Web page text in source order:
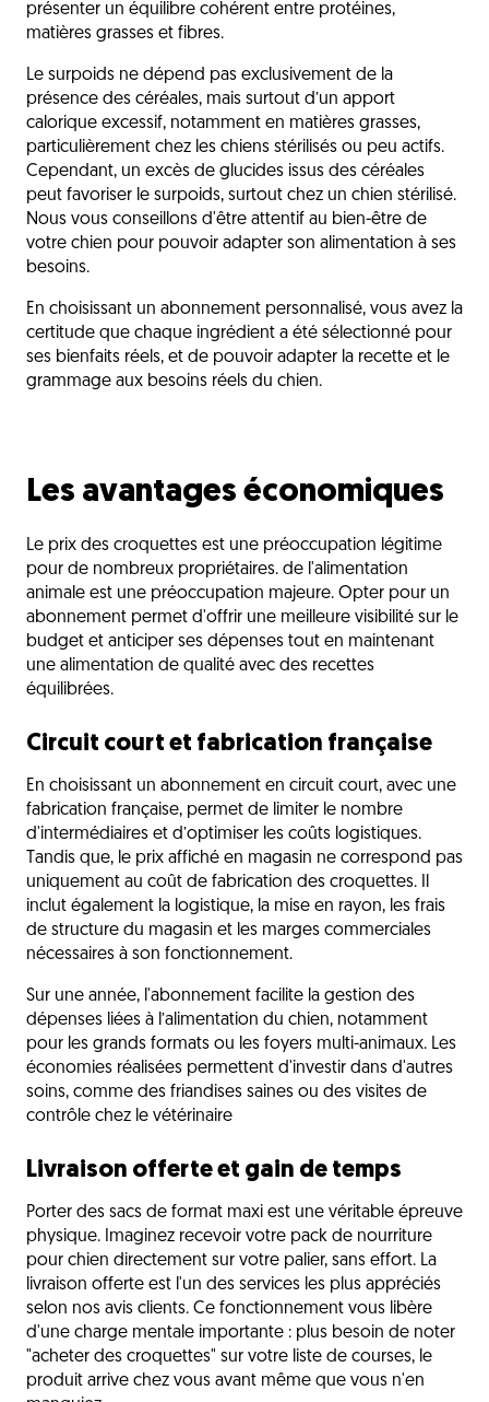
présenter un équilibre cohérent entre protéines,
matières grasses et fibres.
Le surpoids ne dépend pas exclusivement de la
présence des céréales, mais surtout d’un apport
calorique excessif, notamment en matières grasses,
particulièrement chez les chiens stérilisés ou peu actifs.
Cependant, un excès de glucides issus des céréales
peut favoriser le surpoids, surtout chez un chien stérilisé.
Nous vous conseillons d'être attentif au bien-être de
votre chien pour pouvoir adapter son alimentation à ses
besoins.
En choisissant un abonnement personnalisé, vous avez la
certitude que chaque ingrédient a été sélectionné pour
ses bienfaits réels, et de pouvoir adapter la recette et le
grammage aux besoins réels du chien.
Les avantages économiques
Le prix des croquettes est une préoccupation légitime
pour de nombreux propriétaires. de l'alimentation
animale est une préoccupation majeure. Opter pour un
abonnement permet d'offrir une meilleure visibilité sur le
budget et anticiper ses dépenses tout en maintenant
une alimentation de qualité avec des recettes
équilibrées.
Circuit court et fabrication française
En choisissant un abonnement en circuit court, avec une
fabrication française, permet de limiter le nombre
d'intermédiaires et d’optimiser les coûts logistiques.
Tandis que, le prix affiché en magasin ne correspond pas
uniquement au coût de fabrication des croquettes. Il
inclut également la logistique, la mise en rayon, les frais
de structure du magasin et les marges commerciales
nécessaires à son fonctionnement.
Sur une année, l'abonnement facilite la gestion des
dépenses liées à l’alimentation du chien, notamment
pour les grands formats ou les foyers multi-animaux. Les
économies réalisées permettent d'investir dans d'autres
soins, comme des friandises saines ou des visites de
contrôle chez le vétérinaire
Livraison offerte et gain de temps
Porter des sacs de format maxi est une véritable épreuve
physique. Imaginez recevoir votre pack de nourriture
pour chien directement sur votre palier, sans effort. La
livraison offerte est l'un des services les plus appréciés
selon nos avis clients. Ce fonctionnement vous libère
d'une charge mentale importante : plus besoin de noter
"acheter des croquettes" sur votre liste de courses, le
produit arrive chez vous avant même que vous n'en